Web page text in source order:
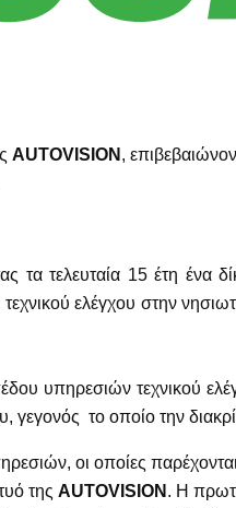
AUTOVISION ,
τα τελευταία 15 έτη
ελέγχου στην
υπηρεσιών τεχνικού
το οποίο την
οι οποίες
της AUTOVISION . Η